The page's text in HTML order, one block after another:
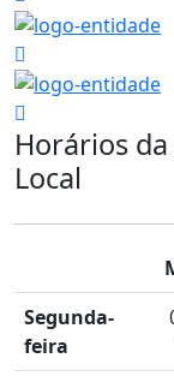
Horários
Local
Segunda-
feira